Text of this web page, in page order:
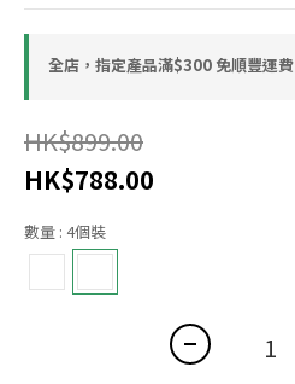
全店，指定產品滿$300 免順豐運費
HK$899.00
HK$788.00
數量 : 4個裝